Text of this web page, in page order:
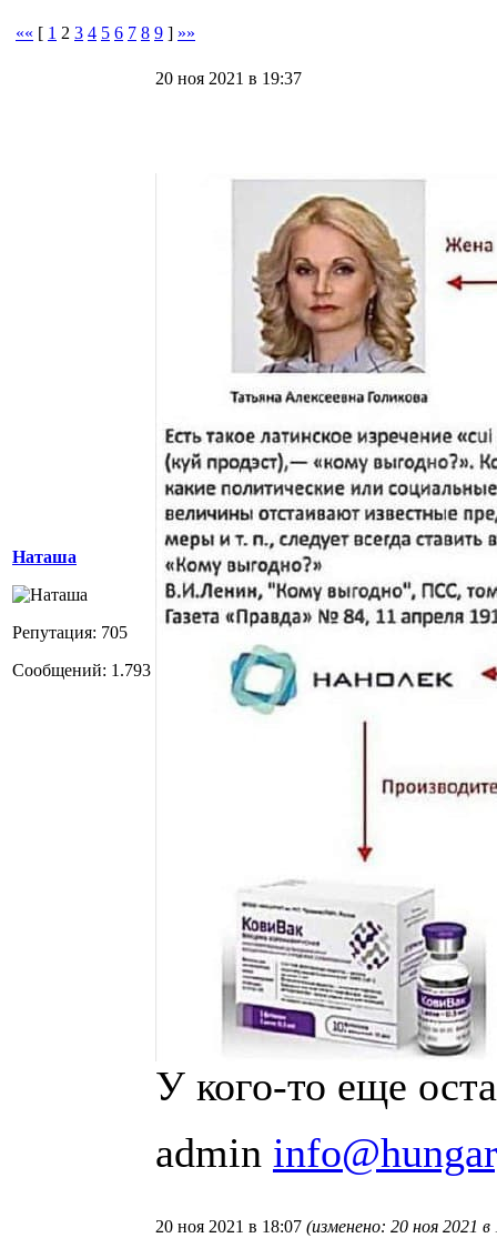
«« [ 1 2 3 4 5 6 7 8 9 ] »»
Наташа
Репутация: 705
Сообщений: 1.793
20 ноя 2021 в 19:37
У кого-то еще
admin
20 ноя 2021 в 18:07 (изменено: 20 ноя 2021 в